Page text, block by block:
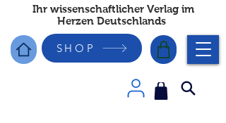
Ihr wissenschaftlicher Verlag im
Herzen Deutschlands
SHOP